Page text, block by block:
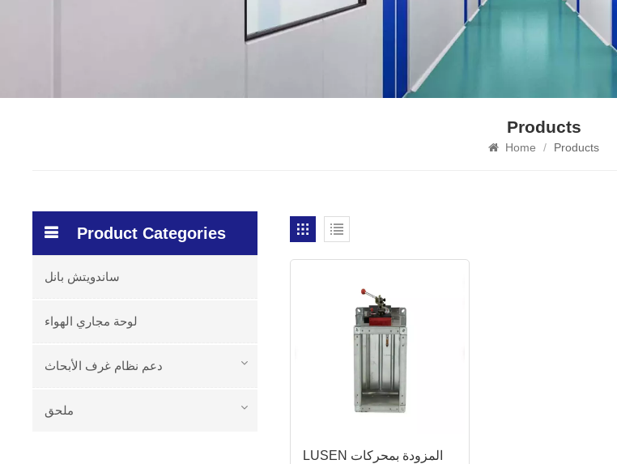
Products
Home / Products
LUSEN المزودة بمحركات
Product Categories
ساندويتش بانل
لوحة مجاري الهواء
دعم نظام غرف الأبحاث
ملحق